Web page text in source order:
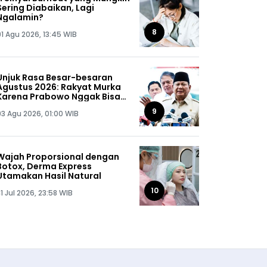
Diabaikan, Lagi
Agu 2026, 13:45 WIB 8
Rasa Besar-besaran
2026: Rakyat Murka
Prabowo Nggak Bisa
Agu 2026, 01:00 WIB 9
Proporsional dengan
Derma Express
Hasil Natural
Jul 2026, 23:58 WIB 10